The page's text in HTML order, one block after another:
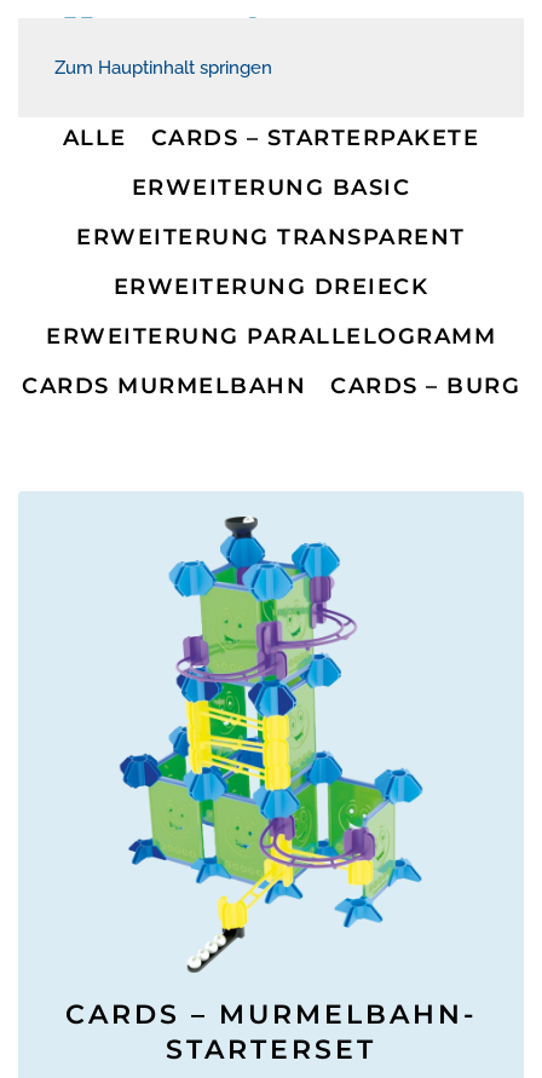
Zum Hauptinhalt springen
ALLE
CARDS – STARTERPAKETE
ERWEITERUNG BASIC
ERWEITERUNG TRANSPARENT
ERWEITERUNG DREIECK
ERWEITERUNG PARALLELOGRAMM
CARDS MURMELBAHN
CARDS – BURG
CARDS – MURMELBAHN-
STARTERSET